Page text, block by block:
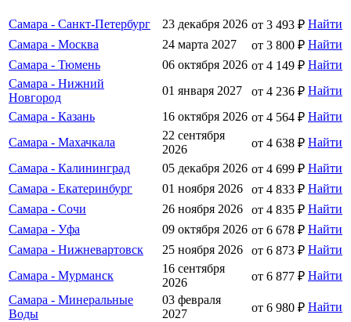
Самара - Санкт-Петербург 23 декабря 2026 от 3 493 ₽ Найти
Самара - Москва
24 марта 2027 от 3 800 ₽ Найти
Самара - Тюмень
06 октября 2026 от 4 149 ₽ Найти
Самара - Нижний
Новгород
01 января 2027 от 4 236 ₽ Найти
Самара - Казань
16 октября 2026 от 4 564 ₽ Найти
Самара - Махачкала
22 сентября
2026
от 4 638 ₽ Найти
Самара - Калининград
05 декабря 2026 от 4 699 ₽ Найти
Самара - Екатеринбург
01 ноября 2026 от 4 833 ₽ Найти
Самара - Сочи
26 ноября 2026 от 4 835 ₽ Найти
Самара - Уфа
09 октября 2026 от 6 678 ₽ Найти
Самара - Нижневартовск
25 ноября 2026 от 6 873 ₽ Найти
Самара - Мурманск
16 сентября
2026
от 6 877 ₽ Найти
Самара - Минеральные
Воды
03 февраля
2027
от 6 980 ₽ Найти